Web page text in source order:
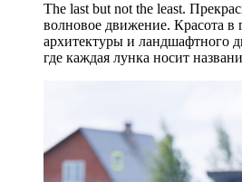
The last but not the least.
волновое движение. Красота в
архитектуры и ландшафтного
где каждая лунка носит